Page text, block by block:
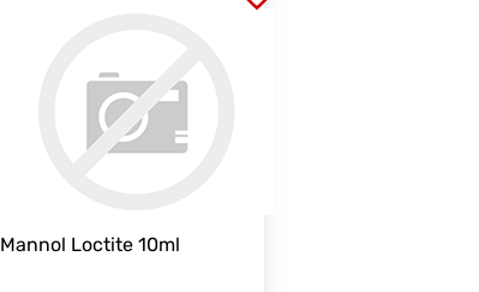
Mannol Loctite 10ml